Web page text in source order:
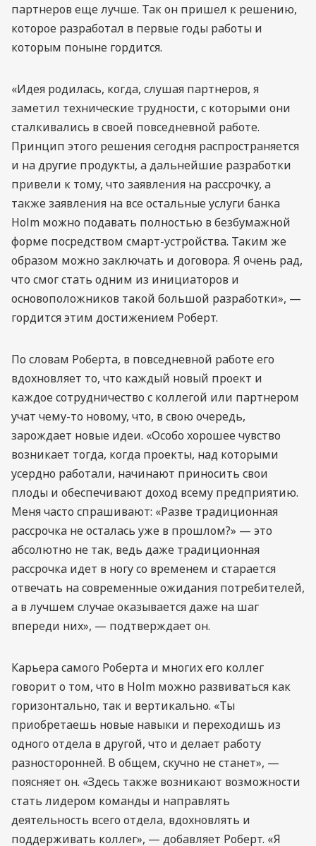
партнеров еще лучше. Так он пришел к решению,
которое разработал в первые годы работы и
которым поныне гордится.
«Идея родилась, когда, слушая партнеров, я
заметил технические трудности, с которыми они
сталкивались в своей повседневной работе.
Принцип этого решения сегодня распространяется
и на другие продукты, а дальнейшие разработки
привели к тому, что заявления на рассрочку, а
также заявления на все остальные услуги банка
Holm можно подавать полностью в безбумажной
форме посредством смарт-устройства. Таким же
образом можно заключать и договора. Я очень рад,
что смог стать одним из инициаторов и
основоположников такой большой разработки», —
гордится этим достижением Роберт.
По словам Роберта, в повседневной работе его
вдохновляет то, что каждый новый проект и
каждое сотрудничество с коллегой или партнером
учат чему-то новому, что, в свою очередь,
зарождает новые идеи. «Особо хорошее чувство
возникает тогда, когда проекты, над которыми
усердно работали, начинают приносить свои
плоды и обеспечивают доход всему предприятию.
Меня часто спрашивают: «Разве традиционная
рассрочка не осталась уже в прошлом?» — это
абсолютно не так, ведь даже традиционная
рассрочка идет в ногу со временем и старается
отвечать на современные ожидания потребителей,
а в лучшем случае оказывается даже на шаг
впереди них», — подтверждает он.
Карьера самого Роберта и многих его коллег
говорит о том, что в Holm можно развиваться как
горизонтально, так и вертикально. «Ты
приобретаешь новые навыки и переходишь из
одного отдела в другой, что и делает работу
разносторонней. В общем, скучно не станет», —
поясняет он. «Здесь также возникают возможности
стать лидером команды и направлять
деятельность всего отдела, вдохновлять и
поддерживать коллег», — добавляет Роберт. «Я